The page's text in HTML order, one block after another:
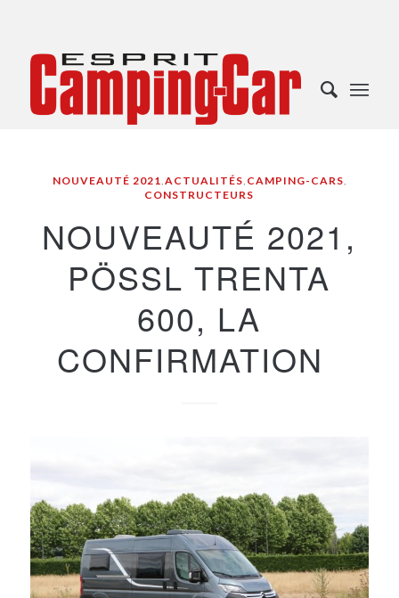
NOUVEAUTÉ 2021,ACTUALITÉS, CAMPING-CARS,
CONSTRUCTEURS
NOUVEAUTÉ 2021,
PÖSSL TRENTA
600, LA
CONFIRMATION